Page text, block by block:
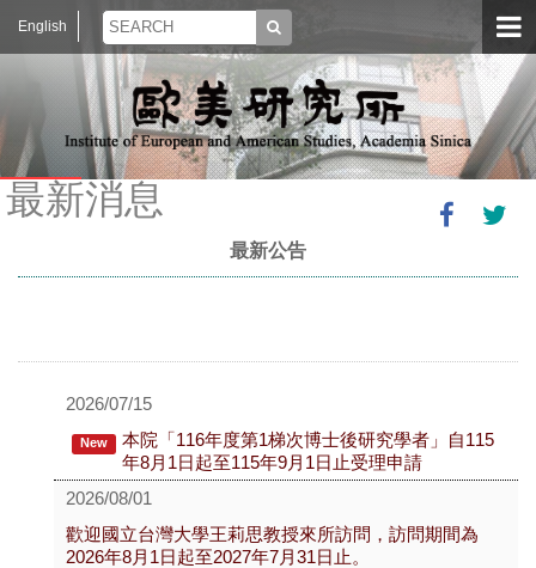
English
最新消息
最新公告
2026/07/15
New
本院「116年度第1梯次博士後研究學者」自115
年8月1日起至115年9月1日止受理申請
2026/08/01
歡迎國立台灣大學王莉思教授來所訪問，訪問期間為
2026年8月1日起至2027年7月31日止。